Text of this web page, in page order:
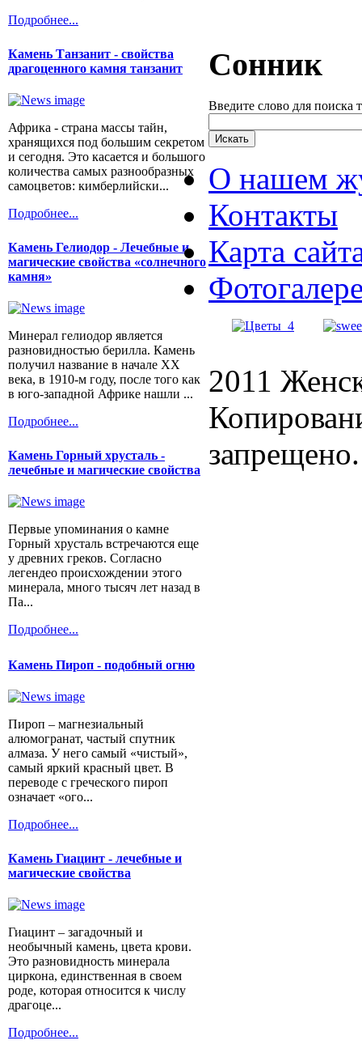
Подробнее...
Камень Танзанит - свойства
драгоценного камня танзанит
Африка - страна массы тайн,
хранящихся под большим секретом
и сегодня. Это касается и большого
количества самых разнообразных
самоцветов: кимберлийски...
Подробнее...
Камень Гелиодор - Лечебные и
магические свойства «солнечного
камня»
Минерал гелиодор является
разновидностью берилла. Камень
получил название в начале XX
века, в 1910-м году, после того как
в юго-западной Африке нашли ...
Подробнее...
Камень Горный хрусталь -
лечебные и магические свойства
Первые упоминания о камне
Горный хрусталь встречаются еще
у древних греков. Согласно
легендео происхождении этого
минерала, много тысяч лет назад в
Па...
Подробнее...
Камень Пироп - подобный огню
Пироп – магнезиальный
алюмогранат, частый спутник
алмаза. У него самый «чистый»,
самый яркий красный цвет. В
переводе с греческого пироп
означает «ого...
Подробнее...
Камень Гиацинт - лечебные и
магические свойства
Гиацинт – загадочный и
необычный камень, цвета крови.
Это разновидность минерала
циркона, единственная в своем
роде, которая относится к числу
драгоце...
Подробнее...
Сонник
Введите слово для поиска
О нашем
Контакты
Карта
2011
запрещено.